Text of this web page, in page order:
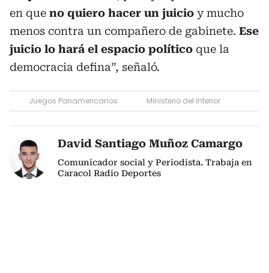
en que no quiero hacer un juicio y mucho
menos contra un compañero de gabinete. Ese
juicio lo hará el espacio político que la
democracia defina”, señaló.
Juegos Panamericanos Ministerio del Interior
David Santiago Muñoz Camargo
Comunicador social y Periodista. Trabaja en
Caracol Radio Deportes